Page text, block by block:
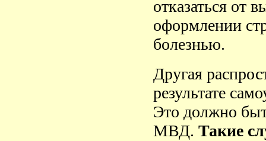
отказаться от
оформлении
болезнью.
Другая
результате
Это должно
МВД. Такие